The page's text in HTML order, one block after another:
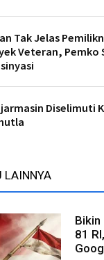
Tak Jelas
Veteran, Pemko
Diselimuti
LAINNYA
Bikin
81